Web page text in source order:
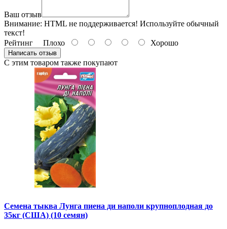
Ваш отзыв
Внимание: HTML не поддерживается! Используйте обычный
текст!
Рейтинг Плохо Хорошо
Написать отзыв
С этим товаром также покупают
Семена тыква Лунга пиена ди наполи крупноплодная до
35кг (США) (10 семян)